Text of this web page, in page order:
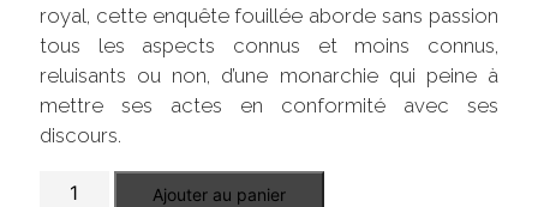
royal, cette enquête fouillée aborde sans passion
tous les aspects connus et moins connus,
reluisants ou non, d’une monarchie qui peine à
mettre ses actes en conformité avec ses
discours.
Ajouter au panier